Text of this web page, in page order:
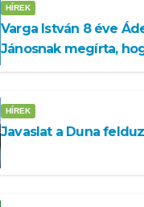
HÍREK
Varga István 8 éve
Jánosnak megírta,
HÍREK
Javaslat a Duna